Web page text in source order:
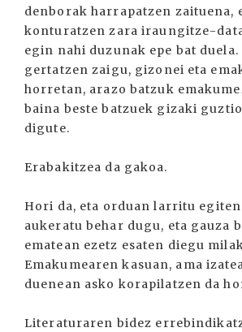
denborak harrapatzen zaituena,
konturatzen zara iraungitze-
egin nahi duzunak epe bat
gertatzen zaigu, gizonei eta
horretan, arazo batzuk
baina beste batzuek gizaki
digute.
Erabakitzea da gakoa.
Hori da, eta orduan larritu egiten
aukeratu behar dugu, eta gauza
ematean ezetz esaten diegu
Emakumearen kasuan, ama
duenean asko korapilatzen da
Literaturaren bidez